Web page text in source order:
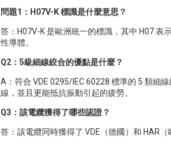
問題1：H07V-K 標識是什麼意思？
答：H07V-K 是歐洲統一的標識，其中 H07 表
性導體。
Q2：5級細線絞合的優點是什麼？
A：符合 VDE 0295/IEC 60228 標準的 5 類細
線，並且更能抵抗振動引起的疲勞。
Q3：該電纜獲得了哪些認證？
答：該電纜同時獲得了 VDE（德國）和 HAR